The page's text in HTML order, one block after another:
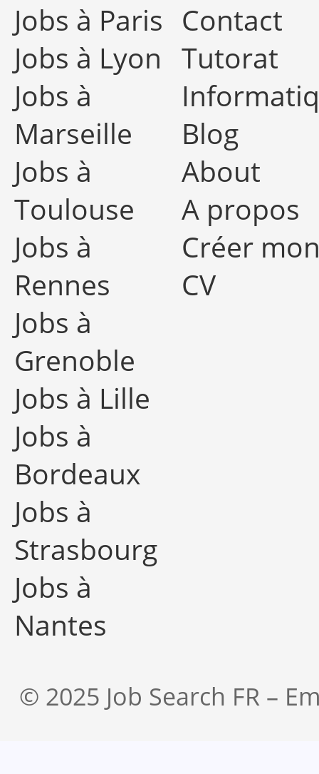
Jobs à Paris
Jobs à Lyon
Jobs à
Marseille
Jobs à
Toulouse
Jobs à
Rennes
Jobs à
Grenoble
Jobs à Lille
Jobs à
Bordeaux
Jobs à
Strasbourg
Jobs à
Nantes
Contact
Tutorat
Blog
About
A propos
Créer
CV
© 2025 Job Search FR –